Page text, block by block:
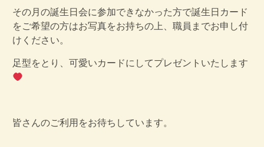
その月の誕生日会に参加できなかった方で誕生日カード
をご希望の方はお写真をお持ちの上、職員までお申し付
けください。
足型をとり、可愛いカードにしてプレゼントいたします
皆さんのご利用をお待ちしています。